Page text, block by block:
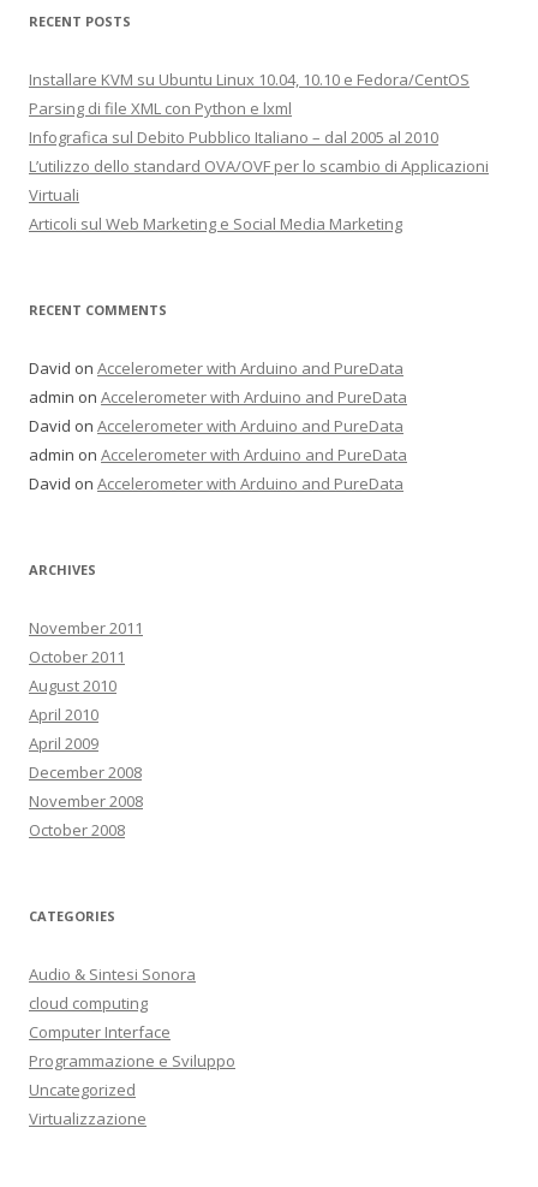
RECENT POSTS
Installare KVM su Ubuntu Linux 10.04, 10.10 e Fedora/CentOS
Parsing di file XML con Python e lxml
Infografica sul Debito Pubblico Italiano – dal 2005 al 2010
L’utilizzo dello standard OVA/OVF per lo scambio di Applicazioni
Virtuali
Articoli sul Web Marketing e Social Media Marketing
RECENT COMMENTS
David on Accelerometer with Arduino and PureData
admin on Accelerometer with Arduino and PureData
David on Accelerometer with Arduino and PureData
admin on Accelerometer with Arduino and PureData
David on Accelerometer with Arduino and PureData
ARCHIVES
November 2011
October 2011
August 2010
April 2010
April 2009
December 2008
November 2008
October 2008
CATEGORIES
Audio & Sintesi Sonora
cloud computing
Computer Interface
Programmazione e Sviluppo
Uncategorized
Virtualizzazione